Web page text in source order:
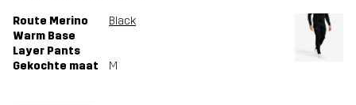
Route Merino
Warm Base
Layer Pants
Black
Gekochte maat M